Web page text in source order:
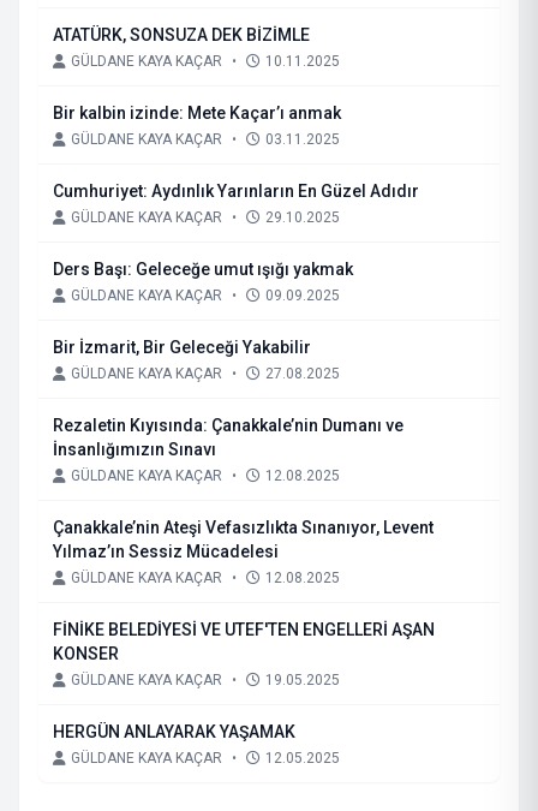
ATATÜRK, SONSUZA DEK BİZİMLE
GÜLDANE KAYA KAÇAR • 10.11.2025
Bir kalbin izinde: Mete Kaçar’ı anmak
GÜLDANE KAYA KAÇAR • 03.11.2025
Cumhuriyet: Aydınlık Yarınların En Güzel Adıdır
GÜLDANE KAYA KAÇAR • 29.10.2025
Ders Başı: Geleceğe umut ışığı yakmak
GÜLDANE KAYA KAÇAR • 09.09.2025
Bir İzmarit, Bir Geleceği Yakabilir
GÜLDANE KAYA KAÇAR • 27.08.2025
Rezaletin Kıyısında: Çanakkale’nin Dumanı ve
İnsanlığımızın Sınavı
GÜLDANE KAYA KAÇAR • 12.08.2025
Çanakkale’nin Ateşi Vefasızlıkta Sınanıyor, Levent
Yılmaz’ın Sessiz Mücadelesi
GÜLDANE KAYA KAÇAR • 12.08.2025
FİNİKE BELEDİYESİ VE UTEF'TEN ENGELLERİ AŞAN
KONSER
GÜLDANE KAYA KAÇAR • 19.05.2025
HERGÜN ANLAYARAK YAŞAMAK
GÜLDANE KAYA KAÇAR • 12.05.2025